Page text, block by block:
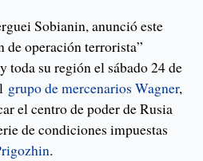
Sobianin, anunció este
de operación terrorista”
toda su región el sábado 24 de
grupo de mercenarios Wagner,
el centro de poder de Rusia
de condiciones impuestas
.